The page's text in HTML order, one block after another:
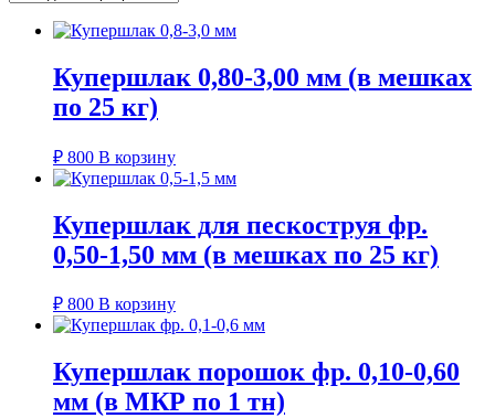
Купершлак 0,80-3,00 мм (в мешках
по 25 кг)
₽ 800 В корзину
Купершлак для пескоструя фр.
0,50-1,50 мм (в мешках по 25 кг)
₽ 800 В корзину
Купершлак порошок фр. 0,10-0,60
мм (в МКР по 1 тн)